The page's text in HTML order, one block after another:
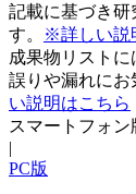
記載に基づき研
す。
※詳しい説
成果物リストに
誤りや漏れにお
い説明はこちら
スマートフォン
|
PC版